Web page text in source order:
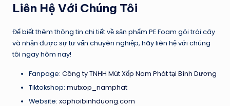
Liên Hệ Với Chúng Tôi
Để biết thêm thông tin chi tiết về sản phẩm PE Foam gói trái cây
và nhận được sự tư vấn chuyên nghiệp, hãy liên hệ với chúng
tôi ngay hôm nay!
Fanpage: Công ty TNHH Mút Xốp Nam Phát tại Bình Dương
Tiktokshop: mutxop_namphat
Website: xophoibinhduong.com